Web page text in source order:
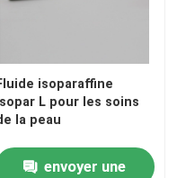
isoparaffine
Isopar L pour les soins
la peau
envoyer une